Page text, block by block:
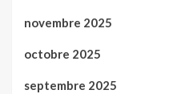
novembre 2025
octobre 2025
septembre 2025